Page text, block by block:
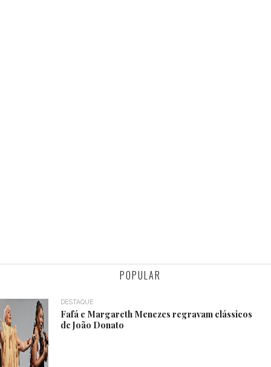
POPULAR
DESTAQUE
Fafá e Margareth Menezes regravam clássicos
de João Donato